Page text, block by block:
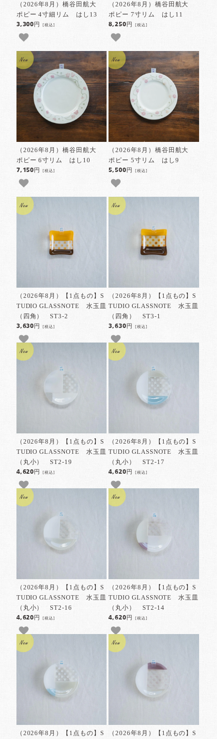
（2026年8月）橋谷田航大
ポピー 4寸細リム はし13
3,300円[税込]
（2026年8月）橋谷田航大
ポピー 7寸リム はし11
8,250円 [税込]
（2026年8月）橋谷田航大
ポピー 6寸リム はし10
7,150円[税込]
（2026年8月）橋谷田航大
ポピー 5寸リム はし9
5,500円 [税込]
（2026年8月）【1点もの】S
TUDIO GLASSNOTE 水玉皿
（四角） ST3-2
3,630円[税込]
（2026年8月）【1点もの】S
TUDIO GLASSNOTE 水玉皿
（四角） ST3-1
3,630円 [税込]
（2026年8月）【1点もの】S
TUDIO GLASSNOTE 水玉皿
（丸小） ST2-19
4,620円[税込]
（2026年8月）【1点もの】S
TUDIO GLASSNOTE 水玉皿
（丸小） ST2-17
4,620円 [税込]
（2026年8月）【1点もの】S
TUDIO GLASSNOTE 水玉皿
（丸小） ST2-16
4,620円[税込]
（2026年8月）【1点もの】S
TUDIO GLASSNOTE 水玉皿
（丸小） ST2-14
4,620円 [税込]
（2026年8月）【1点もの】S
（2026年8月）【1点もの】S